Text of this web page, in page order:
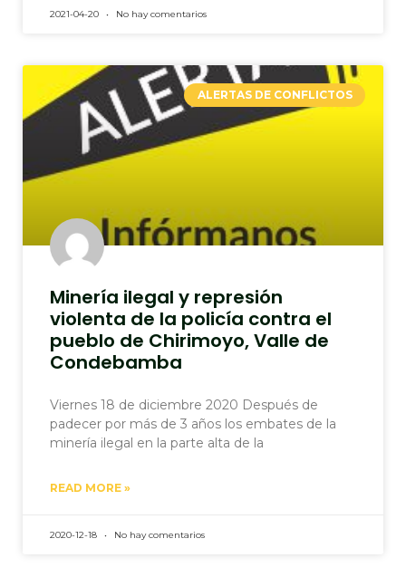
2021-04-20 No hay comentarios
ALERTAS DE CONFLICTOS
Minería ilegal y represión
violenta de la policía contra el
pueblo de Chirimoyo, Valle de
Condebamba
Viernes 18 de diciembre 2020 Después de
padecer por más de 3 años los embates de la
minería ilegal en la parte alta de la
READ MORE »
2020-12-18 No hay comentarios